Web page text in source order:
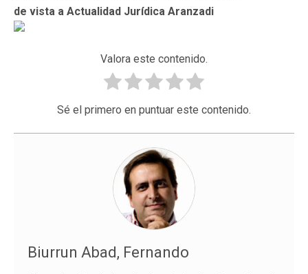
de vista a Actualidad Jurídica Aranzadi
Valora este contenido.
Sé el primero en puntuar este contenido.
Biurrun Abad, Fernando